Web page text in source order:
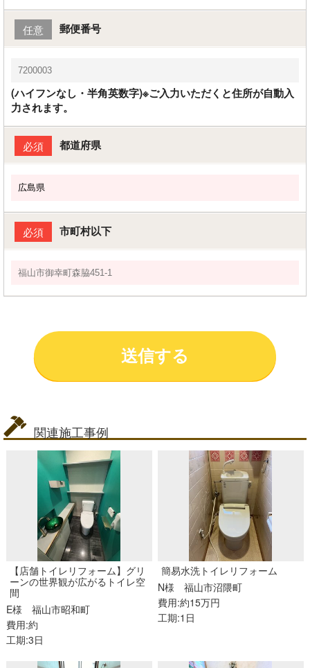
任意 郵便番号
(ハイフンなし・半角英数字)※ご入力いただくと住所が自動入
力されます。
必須 都道府県
必須 市町村以下
関連施工事例
【店舗トイレリフォーム】グリ
ーンの世界観が広がるトイレ空
間
E様福山市昭和町
費用:約
工期:3日
簡易水洗トイレリフォーム
N様福山市沼隈町
費用:約15万円
工期:1日